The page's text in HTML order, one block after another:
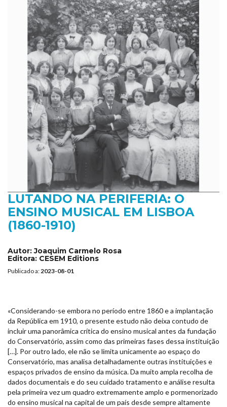
LUTANDO NA PERIFERIA: O
ENSINO MUSICAL EM LISBOA
(1860-1910)
Autor:Joaquim Carmelo Rosa
Editora: CESEM Editions
Publicado a: 2023-08-01
«Considerando-se embora no período entre 1860 e a implantação
da República em 1910, o presente estudo não deixa contudo de
incluir uma panorâmica crítica do ensino musical antes da fundação
do Conservatório, assim como das primeiras fases dessa instituição
[…]. Por outro lado, ele não se limita unicamente ao espaço do
Conservatório, mas analisa detalhadamente outras instituições e
espaços privados de ensino da música. Da muito ampla recolha de
dados documentais e do seu cuidado tratamento e análise resulta
pela primeira vez um quadro extremamente amplo e pormenorizado
do ensino musical na capital de um país desde sempre altamente